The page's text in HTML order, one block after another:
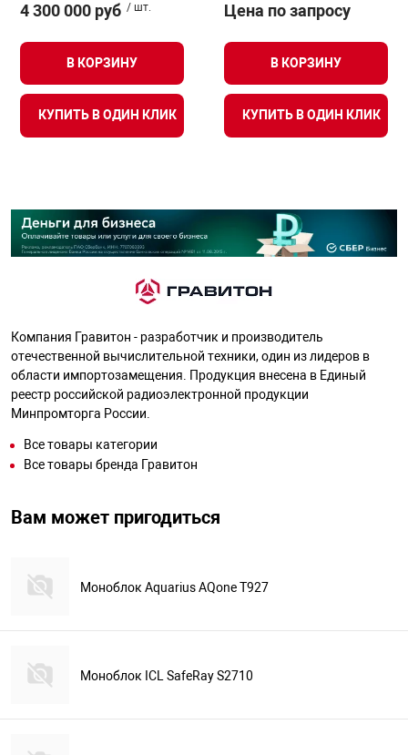
4 300 000 руб / шт.
В КОРЗИНУ
КУПИТЬ В ОДИН КЛИК
Цена по запросу
В КОРЗИНУ
КУПИТЬ В ОДИН КЛИК
Компания Гравитон - разработчик и производитель
отечественной вычислительной техники, один из лидеров в
области импортозамещения. Продукция внесена в Единый
реестр российской радиоэлектронной продукции
Минпромторга России.
Все товары категории
Все товары бренда Гравитон
Вам может пригодиться
Моноблок Aquarius AQone T927
Моноблок ICL SafeRay S2710